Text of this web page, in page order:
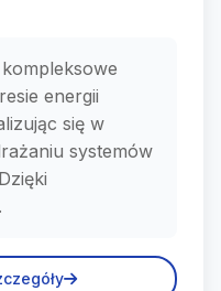
energii
się w
systemów